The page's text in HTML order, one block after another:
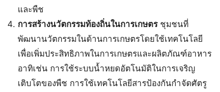
และพืช
การสร้างนวัตกรรมท้องถิ่นในการเกษตรชุมชนที่
พัฒนานวัตกรรมในด้านการเกษตรโดยใช้เทคโนโลยี
เพื่อเพิ่มประสิทธิภาพในการเกษตรและผลิตภัณฑ์อาหาร
อาทิเช่น การใช้ระบบน้ำหยดอัตโนมัติในการเจริญ
เติบโตของพืช การใช้เทคโนโลยีสารป้องกันกำจัดศัตรู